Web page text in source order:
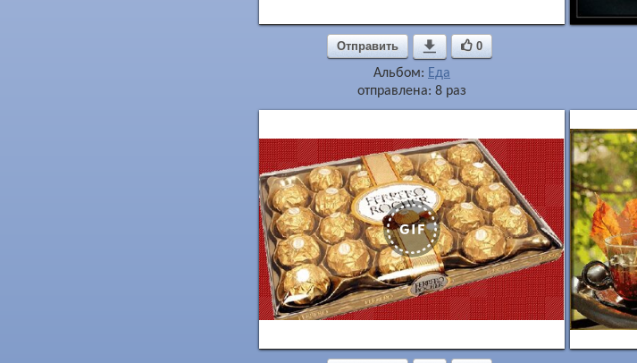
Отправить  0
Альбом: Еда
отправлена: 8 раз